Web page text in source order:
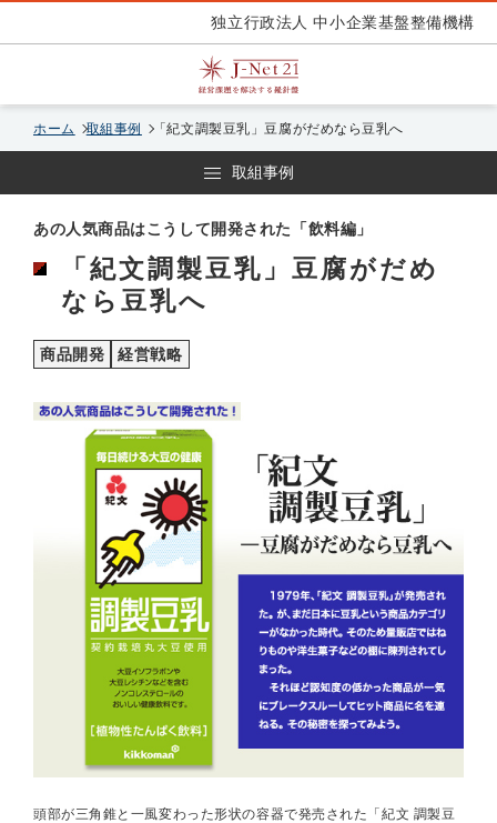
独立行政法人 中小企業基盤整備機構
ホーム 取組事例 「紀文調製豆乳」豆腐がだめなら豆乳へ
取組事例
あの人気商品はこうして開発された「飲料編」
「紀文調製豆乳」豆腐がだめ
なら豆乳へ
商品開発 経営戦略
頭部が三角錐と一風変わった形状の容器で発売された「紀文 調製豆